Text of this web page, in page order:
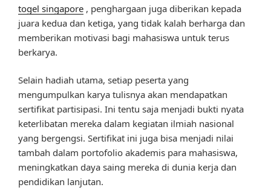
togel singapore , penghargaan juga diberikan kepada
juara kedua dan ketiga, yang tidak kalah berharga dan
memberikan motivasi bagi mahasiswa untuk terus
berkarya.
Selain hadiah utama, setiap peserta yang
mengumpulkan karya tulisnya akan mendapatkan
sertifikat partisipasi. Ini tentu saja menjadi bukti nyata
keterlibatan mereka dalam kegiatan ilmiah nasional
yang bergengsi. Sertifikat ini juga bisa menjadi nilai
tambah dalam portofolio akademis para mahasiswa,
meningkatkan daya saing mereka di dunia kerja dan
pendidikan lanjutan.